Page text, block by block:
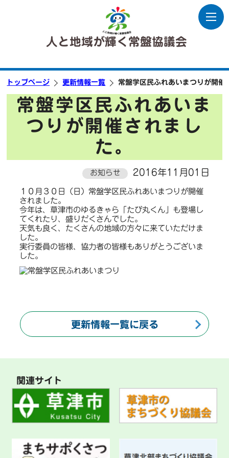
人と地域が輝く常盤協議会
トップページ 更新情報一覧 常盤学区民ふれあいまつりが開催
常盤学区民ふれあいま
つりが開催されまし
た。
お知らせ 2016年11月01日
１０月３０日（日）常盤学区民ふれあいまつりが開催
されました。
今年は、草津市のゆるきゃら「たび丸くん」も登場し
てくれたり、盛りだくさんでした。
天気も良く、たくさんの地域の方々に来ていただけま
した。
実行委員の皆様、協力者の皆様もありがとうございま
した。
更新情報一覧に戻る
関連サイト